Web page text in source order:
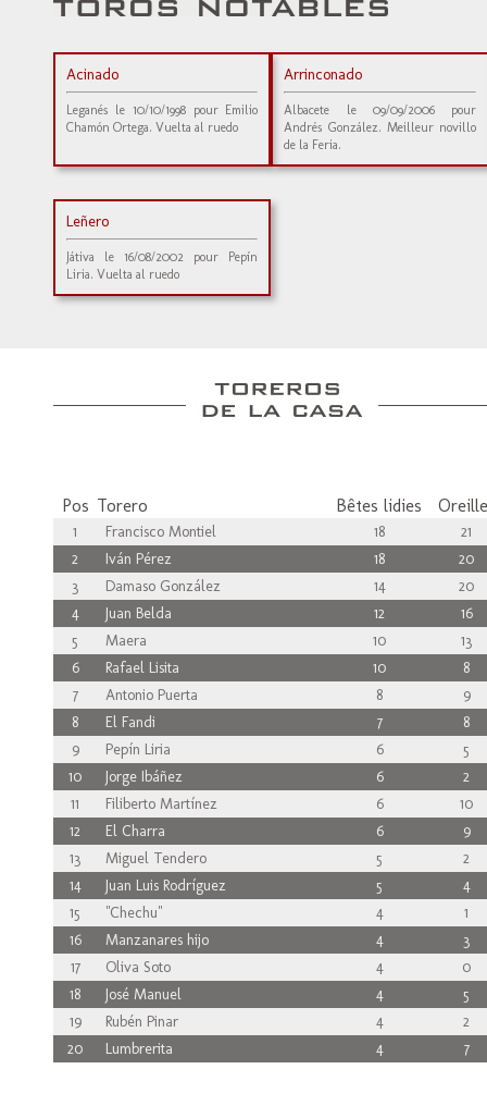
Acinado
Leganés le 10/10/1998 pour Emilio
Chamón Ortega. Vuelta al ruedo
Arrinconado
Albacete le 09/09/2006 pour
Andrés González. Meilleur novillo
de la Feria.
Leñero
Játiva le 16/08/2002 pour Pepín
Liria. Vuelta al ruedo
Pos Torero Bêtes lidies
1 Francisco Montiel 18
21
2
Iván Pérez 18
20
3
Damaso González 14
20
4
Juan Belda 12
16
5
Maera 10
13
6
Rafael Lisita 10
8
7
Antonio Puerta 8
9
8
El Fandi 7
8
9
Pepín Liria 6
5
10
Jorge Ibáñez 6
2
11
Filiberto Martínez 6
10
12
El Charra 6
9
13
Miguel Tendero 5
2
14
Juan Luis Rodríguez 5
4
15
"Chechu" 4
1
16
Manzanares hijo 4
3
17
Oliva Soto 4
0
18
José Manuel 4
5
19
Rubén Pinar 4
2
20
Lumbrerita 4 7